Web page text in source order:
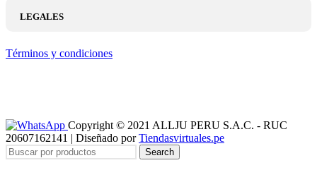
LEGALES
Términos y condiciones
Copyright © 2021 ALLJU PERU S.A.C. - RUC
20607162141 | Diseñado porTiendasvirtuales.pe
Search